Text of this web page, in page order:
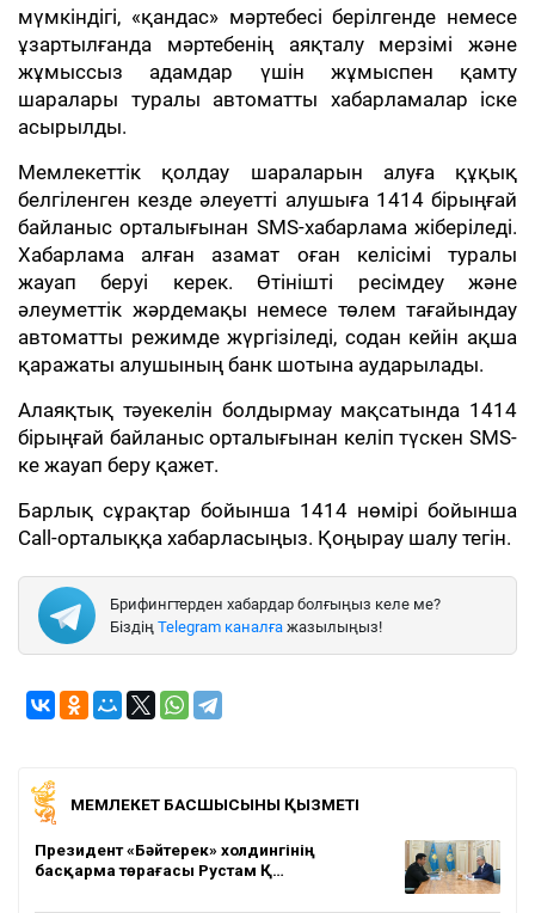
мүмкіндігі, «қандас» мәртебесі берілгенде немесе
ұзартылғанда мәртебенің аяқталу мерзімі және
жұмыссыз адамдар үшін жұмыспен қамту
шаралары туралы автоматты хабарламалар іске
асырылды.
Мемлекеттік қолдау шараларын алуға құқық
белгіленген кезде әлеуетті алушыға 1414 бірыңғай
байланыс орталығынан SMS-хабарлама жіберіледі.
Хабарлама алған азамат оған келісімі туралы
жауап беруі керек. Өтінішті ресімдеу және
әлеуметтік жәрдемақы немесе төлем тағайындау
автоматты режимде жүргізіледі, содан кейін ақша
қаражаты алушының банк шотына аударылады.
Алаяқтық тәуекелін болдырмау мақсатында 1414
бірыңғай байланыс орталығынан келіп түскен SMS-
ке жауап беру қажет.
Барлық сұрақтар бойынша 1414 нөмірі бойынша
Call-орталыққа хабарласыңыз. Қоңырау шалу тегін.
Брифингтерден хабардар болғыңыз келе ме?
Біздің Telegram каналға жазылыңыз!
МЕМЛЕКЕТ БАСШЫСЫНЫҢ ҚЫЗМЕТІ
Президент «Бәйтерек» холдингінің
басқарма төрағасы Рустам Қ…